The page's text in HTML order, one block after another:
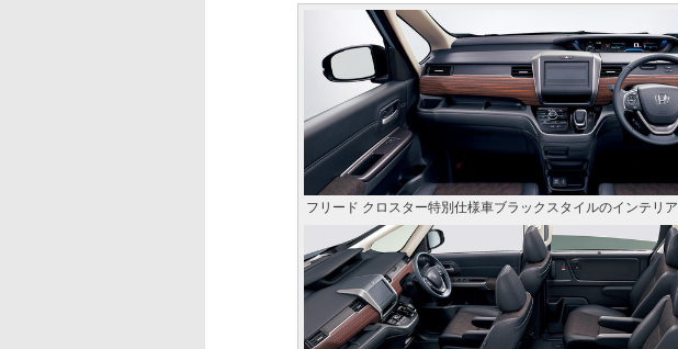
フリード クロスター特別仕様車ブラックスタイルのインテリア